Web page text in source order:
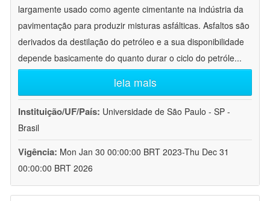
largamente usado como agente cimentante na indústria da
pavimentação para produzir misturas asfálticas. Asfaltos são
derivados da destilação do petróleo e a sua disponibilidade
depende basicamente do quanto durar o ciclo do petróle...
leia mais
Instituição/UF/País: Universidade de São Paulo - SP -
Brasil
Vigência: Mon Jan 30 00:00:00 BRT 2023-Thu Dec 31
00:00:00 BRT 2026